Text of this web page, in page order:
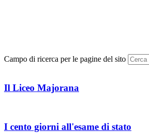
Campo di ricerca per le pagine del sito
Il Liceo Majorana
I cento giorni all'esame di stato